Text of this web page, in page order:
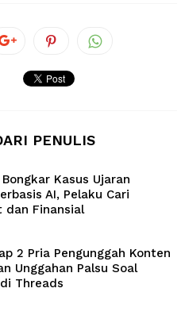
PENULIS
Kasus Ujaran
AI, Pelaku Cari
dan Finansial
2 Pria Pengunggah Konten
Unggahan Palsu Soal
Threads